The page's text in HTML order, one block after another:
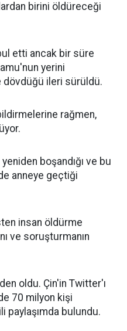
birini öldüreceği
etti ancak bir süre
yerini
dövdüğü ileri sürüldü.
rağmen,
boşandığı ve bu
anneye geçtiği
insan öldürme
ve soruşturmanın
oldu. Çin'in Twitter'ı
70 milyon kişi
paylaşımda bulundu.